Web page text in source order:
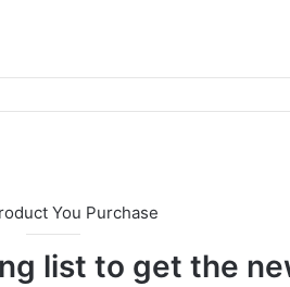
You Purchase
list to get the